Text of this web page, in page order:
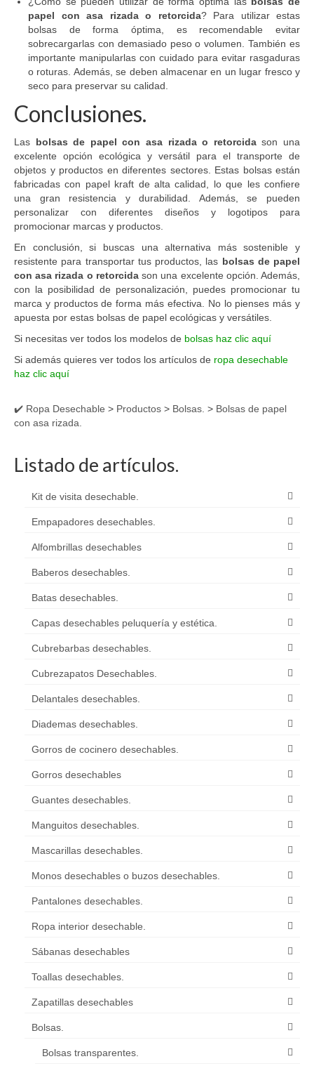
papel con asa rizada o retorcida? Para utilizar estas
bolsas de forma óptima, es recomendable evitar
sobrecargarlas con demasiado peso o volumen. También es
importante manipularlas con cuidado para evitar rasgaduras
o roturas. Además, se deben almacenar en un lugar fresco y
seco para preservar su calidad.
Conclusiones.
Las bolsas de papel con asa rizada o retorcidason una
excelente opción ecológica y versátil para el transporte de
objetos y productos en diferentes sectores. Estas bolsas están
fabricadas con papel kraft de alta calidad, lo que les confiere
una gran resistencia y durabilidad. Además, se pueden
personalizar con diferentes diseños y logotipos para
promocionar marcas y productos.
En conclusión, si buscas una alternativa más sostenible y
resistente para transportar tus productos, las bolsas de papel
con asa rizada o retorcidason una excelente opción. Además,
con la posibilidad de personalización, puedes promocionar tu
marca y productos de forma más efectiva. No lo pienses más y
apuesta por estas bolsas de papel ecológicas y versátiles.
Si necesitas ver todos los modelos de bolsas haz clic aquí
Si además quieres ver todos los artículos de ropa desechable
haz clic aquí
✔️ Ropa Desechable > Productos > Bolsas. > Bolsas de papel
con asa rizada.
Listado de artículos.
Kit de visita desechable.
Empapadores desechables.
Alfombrillas desechables
Baberos desechables.
Batas desechables.
Capas desechables peluquería y estética.
Cubrebarbas desechables.
Cubrezapatos Desechables.
Delantales desechables.
Diademas desechables.
Gorros de cocinero desechables.
Gorros desechables
Guantes desechables.
Manguitos desechables.
Mascarillas desechables.
Monos desechables o buzos desechables.
Pantalones desechables.
Ropa interior desechable.
Sábanas desechables
Toallas desechables.
Zapatillas desechables
Bolsas.
Bolsas transparentes.